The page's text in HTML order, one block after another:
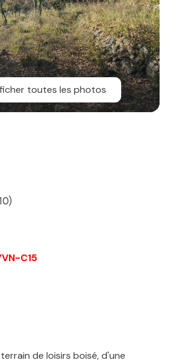
toutes les photos
C15
de loisirs boisé, d'une